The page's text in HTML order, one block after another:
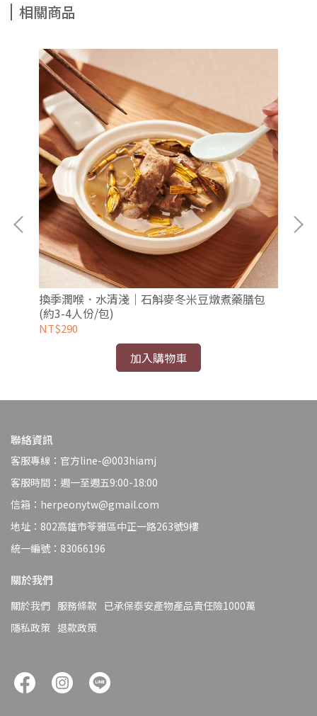
相關商品
換季潤喉．水清淺｜石斛麥冬米豆燉煮藥膳包
(約3-4人份/包)
NT$290
加入購物車
聯絡資訊
客服專線：官方line-@003hiamj
客服時間：週一至週五9:00-18:00
信箱：herpeonytw@gmail.com
地址：802高雄市苓雅區中正一路263號9樓
統一編號：83066196
關於我們
關於我們 服務條款 已承保泰安產物產品責任險1000萬
隱私政策 退款政策